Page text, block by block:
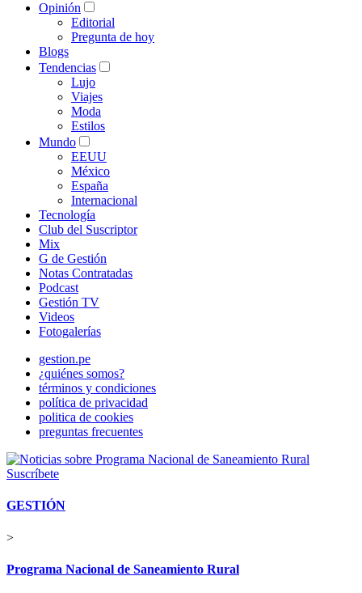
Opinión
Editorial
Pregunta de hoy
Blogs
Tendencias
Lujo
Viajes
Moda
Estilos
Mundo
EEUU
México
España
Internacional
Tecnología
Club del Suscriptor
Mix
G de Gestión
Notas Contratadas
Podcast
Gestión TV
Videos
Fotogalerías
gestion.pe
¿quiénes somos?
términos y condiciones
política de privacidad
politica de cookies
preguntas frecuentes
Suscríbete
GESTIÓN
>
Programa Nacional de Saneamiento Rural